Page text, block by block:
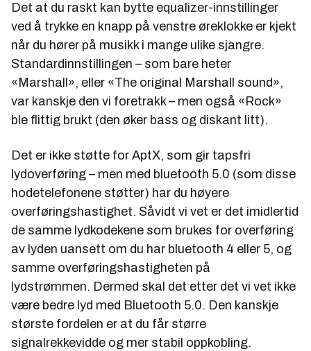
Det at du raskt kan bytte equalizer-innstillinger
ved å trykke en knapp på venstre øreklokke er kjekt
når du hører på musikk i mange ulike sjangre.
Standardinnstillingen – som bare heter
«Marshall», eller «The original Marshall sound»,
var kanskje den vi foretrakk – men også «Rock»
ble flittig brukt (den øker bass og diskant litt).
Det er ikke støtte for AptX, som gir tapsfri
lydoverføring – men med bluetooth 5.0 (som disse
hodetelefonene støtter) har du høyere
overføringshastighet. Såvidt vi vet er det imidlertid
de samme lydkodekene som brukes for overføring
av lyden uansett om du har bluetooth 4 eller 5, og
samme overføringshastigheten på
lydstrømmen. Dermed skal det etter det vi vet ikke
være bedre lyd med Bluetooth 5.0. Den kanskje
største fordelen er at du får større
signalrekkevidde og mer stabil oppkobling.